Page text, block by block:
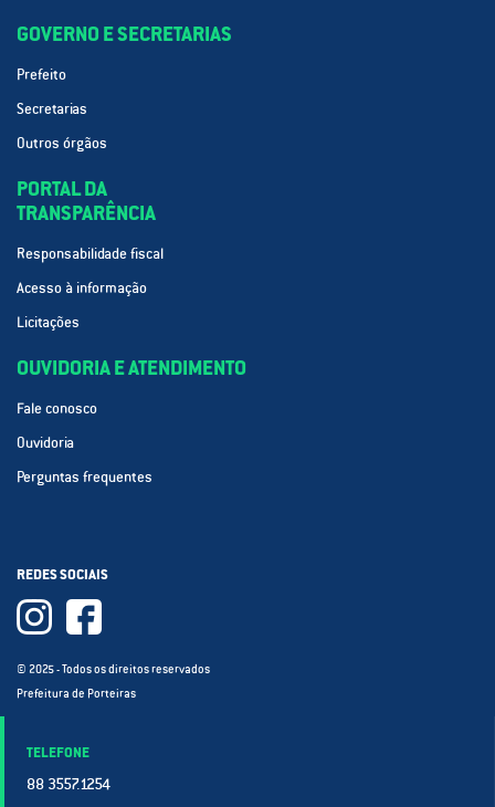
GOVERNO E SECRETARIAS
Prefeito
Secretarias
Outros órgãos
PORTAL DA
TRANSPARÊNCIA
Responsabilidade fiscal
Acesso à informação
Licitações
OUVIDORIA E ATENDIMENTO
Fale conosco
Ouvidoria
Perguntas frequentes
REDES SOCIAIS
© 2025 - Todos os direitos reservados
Prefeitura de Porteiras
TELEFONE
88 3557.1254